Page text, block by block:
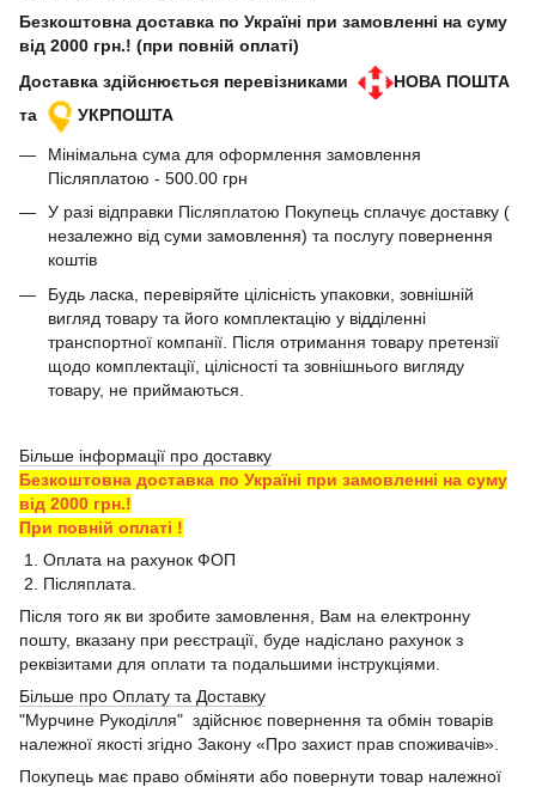
Безкоштовна доставка по Україні при замовленні на суму
від 2000 грн.! (при повній оплаті)
Доставка здійснюється перевізниками
НОВА ПОШТА
та
УКРПОШТА
Мінімальна сума для оформлення замовлення
Післяплатою - 500.00 грн
У разі відправки Післяплатою Покупець сплачує доставку (
незалежно від суми замовлення) та послугу повернення
коштів
Будь ласка, перевіряйте цілісність упаковки, зовнішній
вигляд товару та його комплектацію у відділенні
транспортної компанії. Після отримання товару претензії
щодо комплектації, цілісності та зовнішнього вигляду
товару, не приймаються.
Більше інформації про доставку
Безкоштовна доставка по Україні при замовленні на суму
від 2000 грн.!
При повній оплаті !
1. Оплата на рахунок ФОП
2. Післяплата.
Після того як ви зробите замовлення, Вам на електронну
пошту, вказану при реєстрації, буде надіслано рахунок з
реквізитами для оплати та подальшими інструкціями.
Більше про Оплату та Доставку
"Мурчине Рукоділля" здійснює повернення та обмін товарів
належної якості згідно Закону «Про захист прав споживачів».
Покупець має право обміняти або повернути товар належної